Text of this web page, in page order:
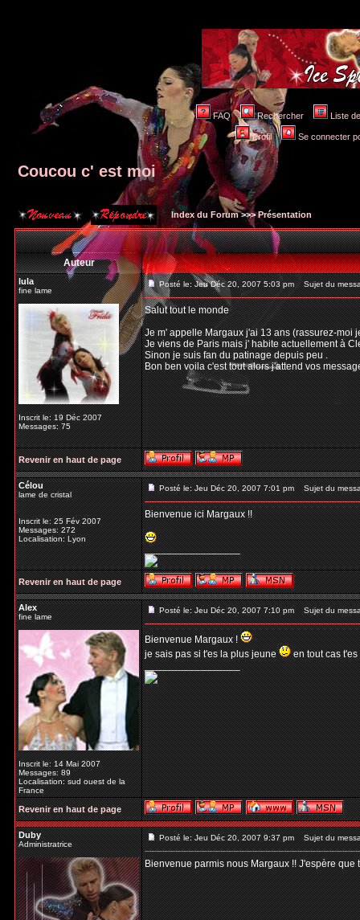
FAQ Rechercher Liste
Profil Se connecter
Coucou c' est moi
Index du Forum>>>Présentation
Auteur
lula
fine lame
Inscrit le: 19 Déc 2007
Messages: 75
Posté le: Jeu Déc 20, 2007 5:03 pm Sujet du
Salut tout le monde
Je m' appelle Margaux j'ai 13 ans (rassurez-moi
Je viens de Paris mais j' habite actuellement à
Sinon je suis fan du patinage depuis peu .
Bon ben voila c'est tout alors j'attend vos
Revenir en haut de page
Célou
lame de cristal
Inscrit le: 25 Fév 2007
Messages: 272
Localisation: Lyon
Posté le: Jeu Déc 20, 2007 7:01 pm Sujet du
Bienvenue ici Margaux !!
_________________
Revenir en haut de page
Alex
fine lame
Inscrit le: 14 Mai 2007
Messages: 89
Localisation: sud ouest de la
France
Posté le: Jeu Déc 20, 2007 7:10 pm Sujet du
Bienvenue Margaux !
je sais pas si t'es la plus jeune
en tout cas
_________________
Revenir en haut de page
Duby
Administratrice
Posté le: Jeu Déc 20, 2007 9:37 pm Sujet du
Bienvenue parmis nous Margaux !! J'espère